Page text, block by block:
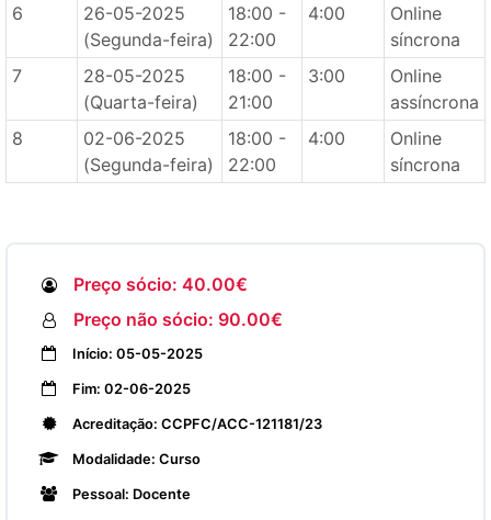
6
26-05-2025
(Segunda-feira)
18:00 -
22:00
4:00
Online
síncrona
7
28-05-2025
(Quarta-feira)
18:00 -
21:00
3:00
Online
assíncrona
8
02-06-2025
(Segunda-feira)
18:00 -
22:00
4:00
Online
síncrona
Preço sócio: 40.00€
Preço não sócio: 90.00€
Início: 05-05-2025
Fim: 02-06-2025
Acreditação: CCPFC/ACC-121181/23
Modalidade: Curso
Pessoal: Docente